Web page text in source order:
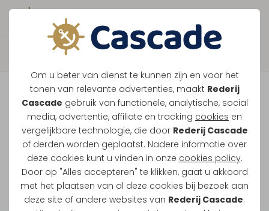
Om u beter van dienst te kunnen zijn en voor het
tonen van relevante advertenties, maakt Rederij
Cascade gebruik van functionele, analytische, social
media, advertentie, affiliate en tracking cookies en
vergelijkbare technologie, die door Rederij Cascade
of derden worden geplaatst. Nadere informatie over
deze cookies kunt u vinden in onze cookies policy.
Door op "Alles accepteren" te klikken, gaat u akkoord
met het plaatsen van al deze cookies bij bezoek aan
deze site of andere websites van Rederij Cascade.
Boek direct je vaart
Vaar je mee over de
Maasplassen?
Ondanks de lage waterstanden gaan
onze vaarten gewoon door.
Bekijk onze rondvaarten